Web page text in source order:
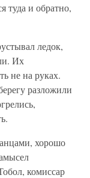
туда и обратно,
ледок,
Их
не на руках.
разложили
хорошо
комиссар